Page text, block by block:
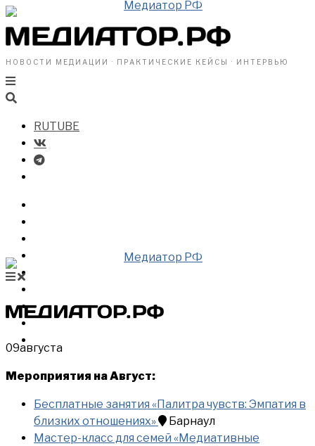
НОВОСТИ МЕДИАЦИИ · ПРАКТИЧЕСКИЕ КЕЙСЫ · ИНТЕРВЬЮ
RUTUBE
ВИДЕО
09августа
Мероприятия на Август:
Бесплатные занятия «Палитра чувств: Эмпатия в
близких отношениях»
Барнаул
Мастер-класс для семей «Медиативные